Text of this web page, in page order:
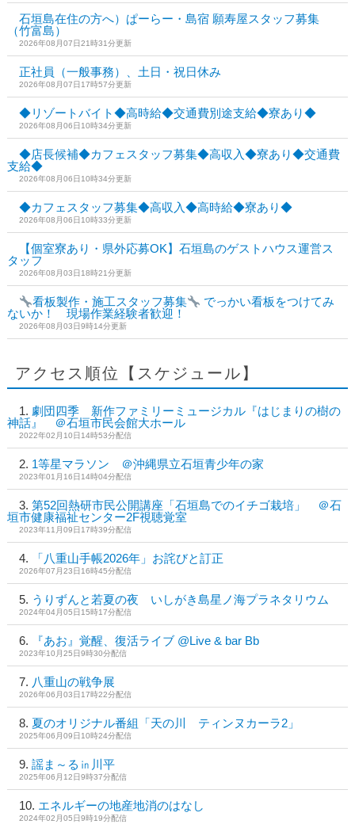
石垣島在住の方へ）ぱーらー・島宿 願寿屋スタッフ募集
（竹富島）
2026年08月07日21時31分更新
正社員（一般事務）、土日・祝日休み
2026年08月07日17時57分更新
◆リゾートバイト◆高時給◆交通費別途支給◆寮あり◆
2026年08月06日10時34分更新
◆店長候補◆カフェスタッフ募集◆高収入◆寮あり◆交通費
支給◆
2026年08月06日10時34分更新
◆カフェスタッフ募集◆高収入◆高時給◆寮あり◆
2026年08月06日10時33分更新
【個室寮あり・県外応募OK】石垣島のゲストハウス運営ス
タッフ
2026年08月03日18時21分更新
看板製作・施工スタッフ募集
でっかい看板をつけてみ
ないか！ 現場作業経験者歓迎！
2026年08月03日9時14分更新
アクセス順位【スケジュール】
劇団四季 新作ファミリーミュージカル『はじまりの樹の
神話』 ＠石垣市民会館大ホール
2022年02月10日14時53分配信
1等星マラソン ＠沖縄県立石垣青少年の家
2023年01月16日14時04分配信
第52回熱研市民公開講座「石垣島でのイチゴ栽培」 ＠石
垣市健康福祉センター2F視聴覚室
2023年11月09日17時39分配信
「八重山手帳2026年」お詫びと訂正
2026年07月23日16時45分配信
うりずんと若夏の夜 いしがき島星ノ海プラネタリウム
2024年04月05日15時17分配信
『あお』覚醒、復活ライブ @Live & bar Bb
2023年10月25日9時30分配信
八重山の戦争展
2026年06月03日17時22分配信
夏のオリジナル番組「天の川 ティンヌカーラ2」
2025年06月09日10時24分配信
謡ま～る㏌川平
2025年06月12日9時37分配信
エネルギーの地産地消のはなし
2024年02月05日9時19分配信